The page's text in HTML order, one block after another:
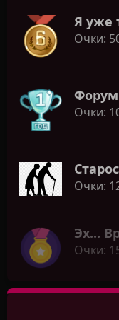
Я уже
Очки
Очки
Очки
Эх...
Очки